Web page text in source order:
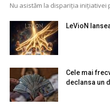
Nu asistăm la dispariția inițiativei
LeVioN
Cele mai
declansa un